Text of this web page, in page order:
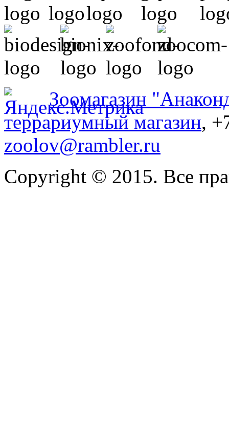
Зоомагазин
террариумный магазин,
zoolov@rambler.ru
Copyright © 2015. Все